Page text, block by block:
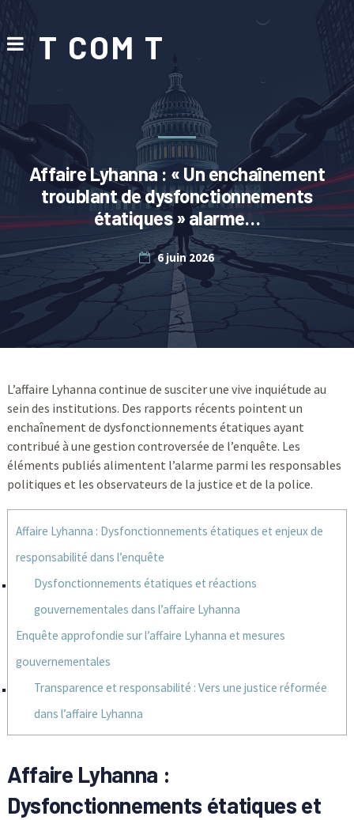
T COM T
Affaire Lyhanna : « Un enchaînement
troublant de dysfonctionnements
étatiques » alarme…
6 juin 2026
L’affaire Lyhanna continue de susciter une vive inquiétude au
sein des institutions. Des rapports récents pointent un
enchaînement de dysfonctionnements étatiques ayant
contribué à une gestion controversée de l’enquête. Les
éléments publiés alimentent l’alarme parmi les responsables
politiques et les observateurs de la justice et de la police.
Affaire Lyhanna : Dysfonctionnements étatiques et enjeux de
responsabilité dans l’enquête
Dysfonctionnements étatiques et réactions
gouvernementales dans l’affaire Lyhanna
Enquête approfondie sur l’affaire Lyhanna et mesures
gouvernementales
Transparence et responsabilité : Vers une justice réformée
dans l’affaire Lyhanna
Affaire Lyhanna :
Dysfonctionnements étatiques et